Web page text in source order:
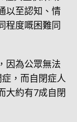
以至認知、情
程度嘅困難同
因為公眾無法
，而自閉症人
大約有7成自閉